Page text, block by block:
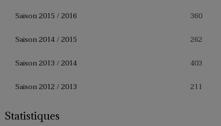
Saison 2015 / 2016 360
Saison 2014 / 2015 262
Saison 2013 / 2014 403
Saison 2012 / 2013 211
Statistiques